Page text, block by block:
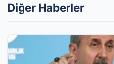
Diğer Haberler